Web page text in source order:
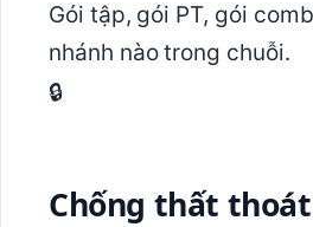
Gói tập, gói PT, gói
nhánh nào trong chuỗi.
🔒
Chống thất